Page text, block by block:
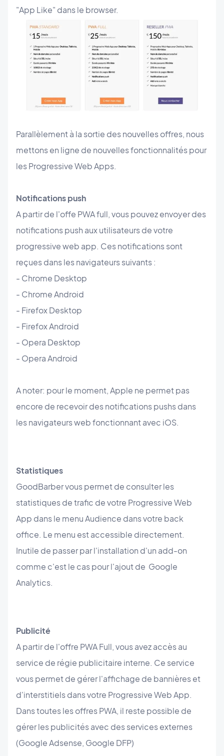
"App Like" dans le browser.
Parallèlement à la sortie des nouvelles offres, nous
mettons en ligne de nouvelles fonctionnalités pour
les Progressive Web Apps.
Notifications push
A partir de l'offe PWA full, vous pouvez envoyer des
notifications push aux utilisateurs de votre
progressive web app. Ces notifications sont
reçues dans les navigateurs suivants :
- Chrome Desktop
- Chrome Android
- Firefox Desktop
- Firefox Android
- Opera Desktop
- Opera Android
A noter: pour le moment, Apple ne permet pas
encore de recevoir des notifications pushs dans
les navigateurs web fonctionnant avec iOS.
Statistiques
GoodBarber vous permet de consulter les
statistiques de trafic de votre Progressive Web
App dans le menu Audience dans votre back
office. Le menu est accessible directement.
Inutile de passer par l'installation d'un add-on
comme c'est le cas pour l'ajout de Google
Analytics.
Publicité
A partir de l'offre PWA Full, vous avez accès au
service de régie publicitaire interne. Ce service
vous permet de gérer l'affichage de bannières et
d'interstitiels dans votre Progressive Web App.
Dans toutes les offres PWA, il reste possible de
gérer les publicités avec des services externes
(Google Adsense, Google DFP)